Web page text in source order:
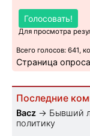
Голосовать!
Для просмотра
Всего голосов: 641,
Страница
Последние
Bacz → Бывший
политику